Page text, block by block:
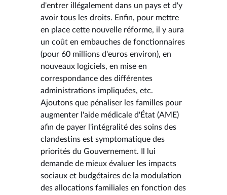
d'entrer illégalement dans un pays et d'y
avoir tous les droits. Enfin, pour mettre
en place cette nouvelle réforme, il y aura
un coût en embauches de fonctionnaires
(pour 60 millions d'euros environ), en
nouveaux logiciels, en mise en
correspondance des différentes
administrations impliquées, etc.
Ajoutons que pénaliser les familles pour
augmenter l'aide médicale d'État (AME)
afin de payer l'intégralité des soins des
clandestins est symptomatique des
priorités du Gouvernement. Il lui
demande de mieux évaluer les impacts
sociaux et budgétaires de la modulation
des allocations familiales en fonction des